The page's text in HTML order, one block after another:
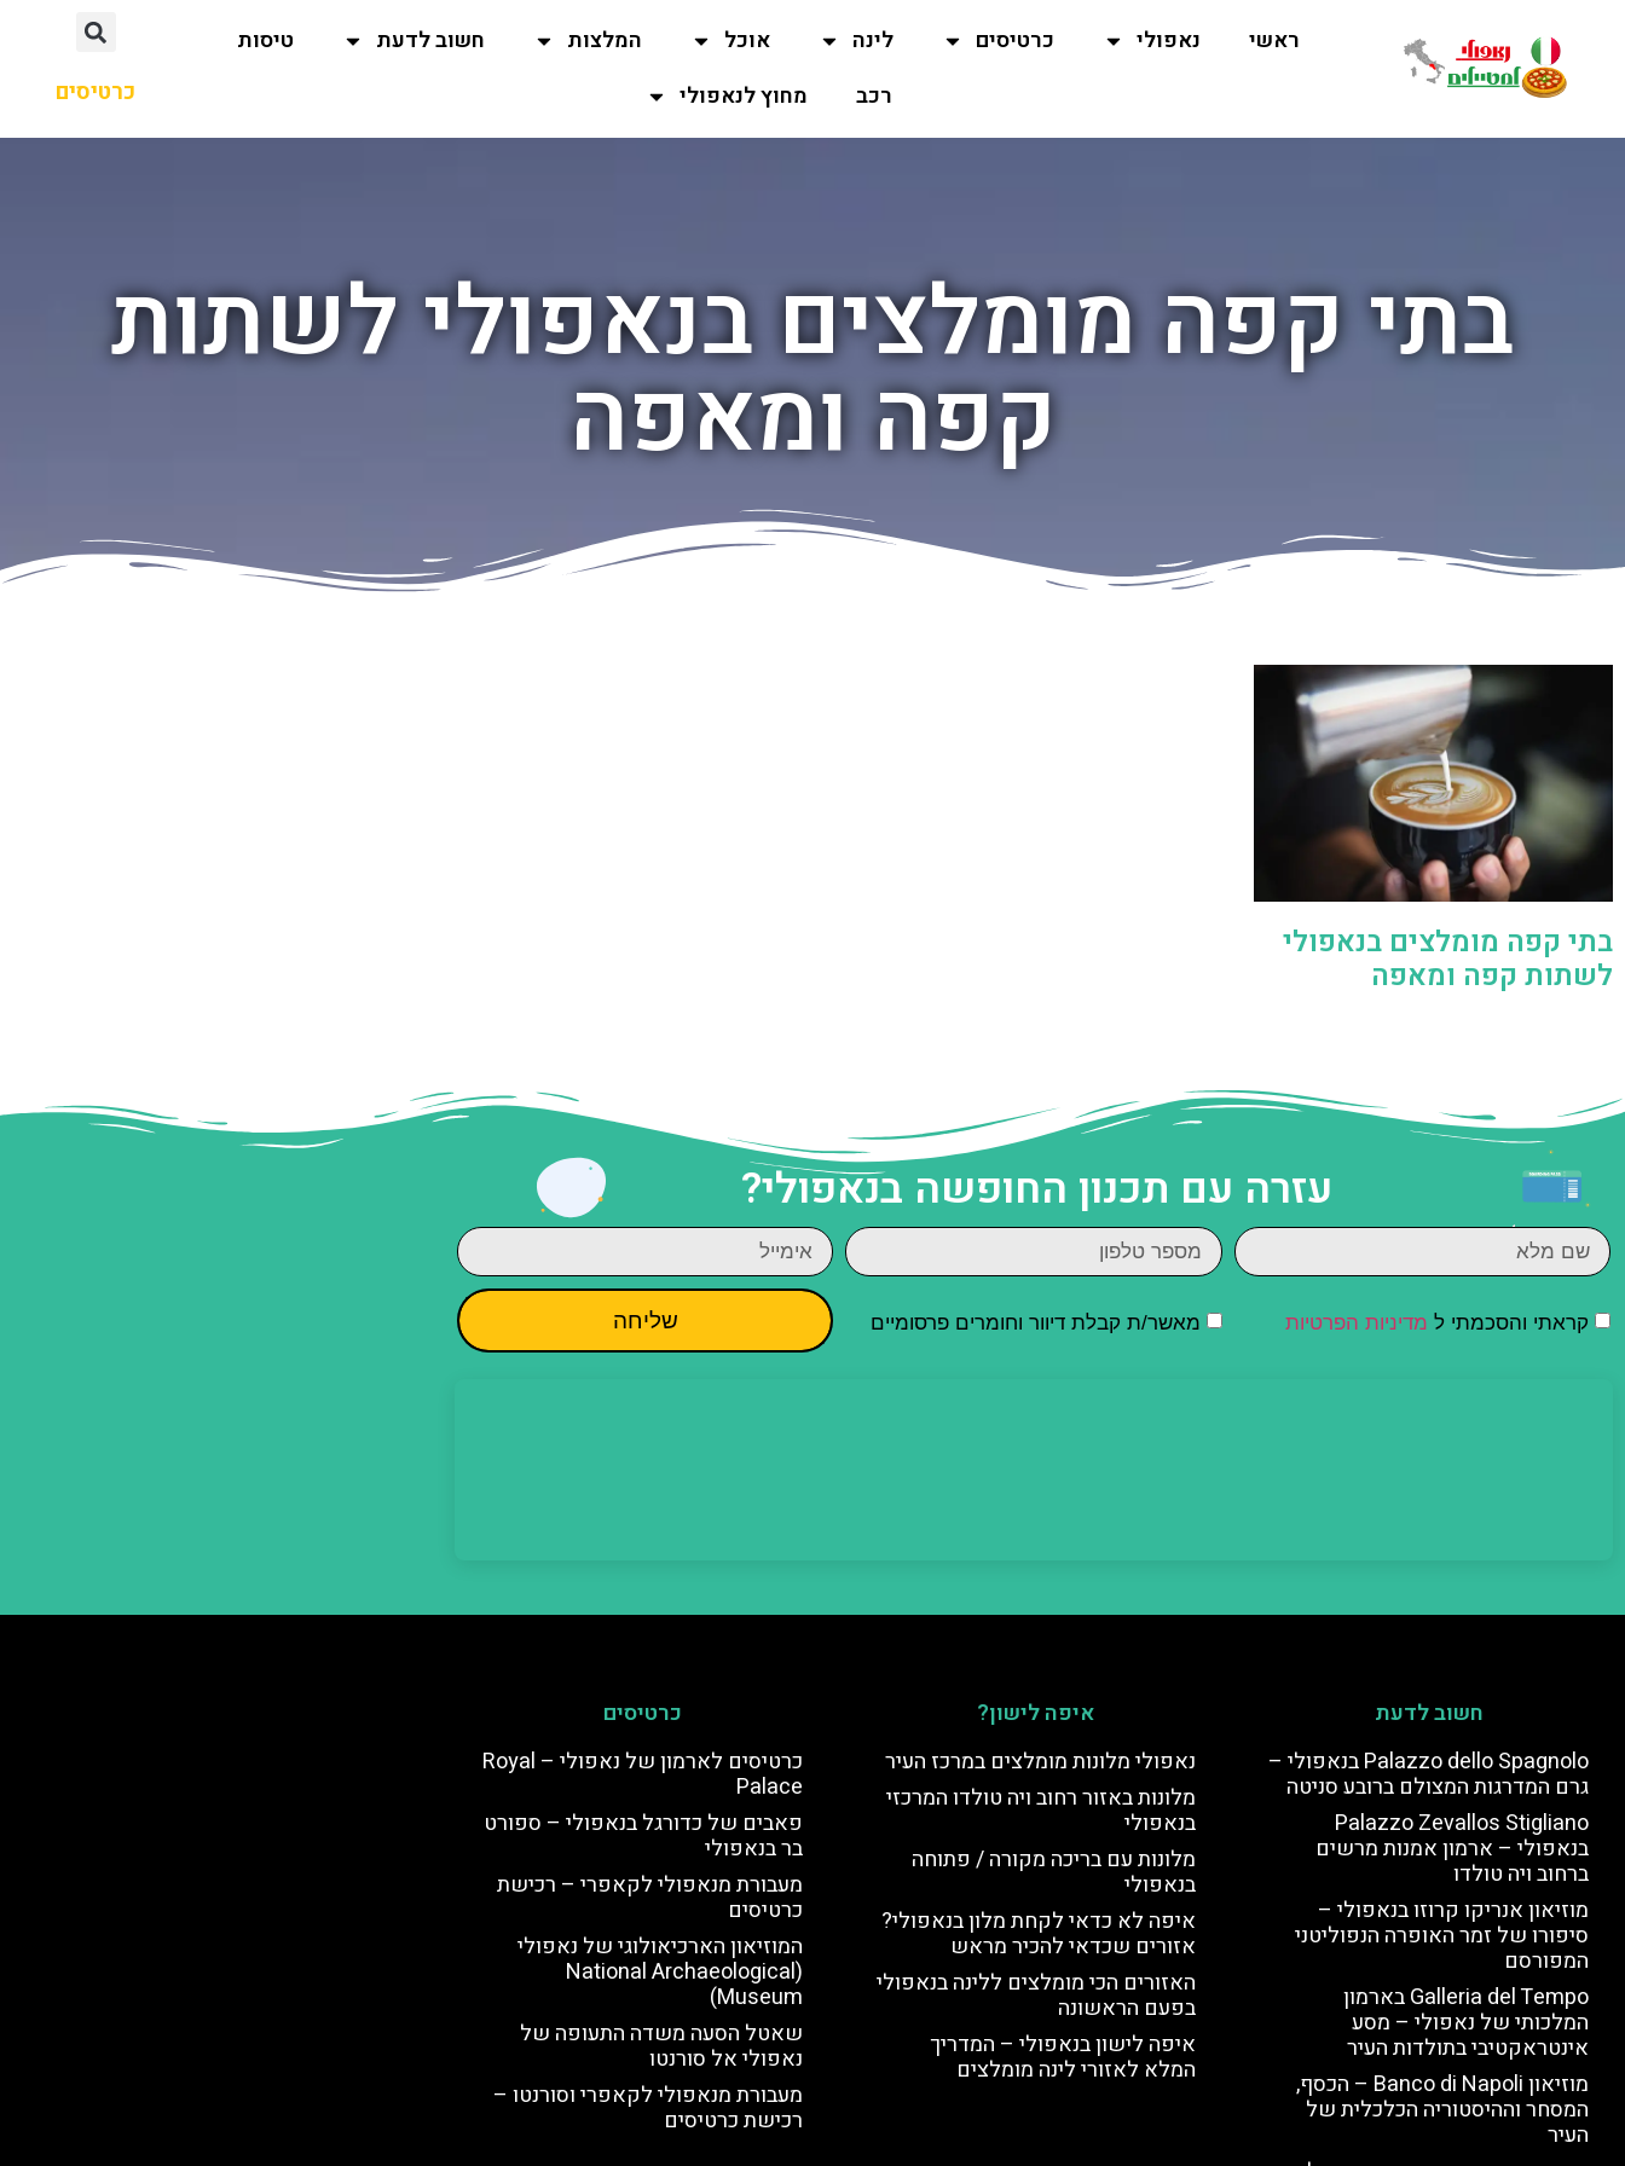
ראשי נאפולי כרטיסים לינה אוכל המלצות חשוב לדעת
טיסות
רכב
מחוץ לנאפולי כרטיסים
בתי קפה מומלצים בנאפולי לשתות
קפה ומאפה
בתי קפה מומלצים בנאפולי
לשתות קפה ומאפה
עזרה עם תכנון החופשה בנאפולי?
קראתי והסכמתי ל מדיניות הפרטיות מאשר/ת קבלת דיוור וחומרים פרסומיים שליחה
חשוב לדעת
Palazzo dello Spagnolo בנאפולי –
גרם המדרגות המצולם ברובע סניטה
Palazzo Zevallos Stigliano
בנאפולי – ארמון אמנות מרשים
ברחוב ויה טולדו
מוזיאון אנריקו קרוזו בנאפולי –
סיפורו של זמר האופרה הנפוליטני
המפורסם
Galleria del Tempo בארמון
המלכותי של נאפולי – מסע
אינטראקטיבי בתולדות העיר
מוזיאון Banco di Napoli – הכסף,
המסחר וההיסטוריה הכלכלית של
העיר
איפה לישון?
נאפולי מלונות מומלצים במרכז העיר
מלונות באזור רחוב ויה טולדו המרכזי
בנאפולי
מלונות עם בריכה מקורה / פתוחה
בנאפולי
איפה לא כדאי לקחת מלון בנאפולי?
אזורים שכדאי להכיר מראש
האזורים הכי מומלצים ללינה בנאפולי
בפעם הראשונה
איפה לישון בנאפולי – המדריך
המלא לאזורי לינה מומלצים
כרטיסים
כרטיסים לארמון של נאפולי – Royal
Palace
פאבים של כדורגל בנאפולי – ספורט
בר בנאפולי
מעבורת מנאפולי לקאפרי – רכישת
כרטיסים
המוזיאון הארכיאולוגי של נאפולי
(National Archaeological
Museum)
שאטל הסעה משדה התעופה של
נאפולי אל סורנטו
מעבורת מנאפולי לקאפרי וסורנטו –
רכישת כרטיסים